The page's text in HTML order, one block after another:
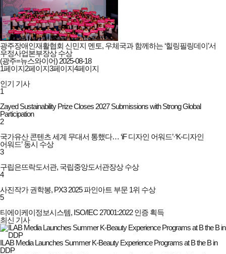
광주장애인재활협회 신민지 멘토, 우체국과 함께하는 ‘힐링필링데이’서
우정사업본부장상 수상
(광주=뉴스와이어) 2025-08-18
1페이지2페이지3페이지4페이지
인기 기사
1
Zayed Sustainability Prize Closes 2027 Submissions with Strong Global
Participation
2
국가유산 콘텐츠 세계 무대서 통했다… ‘iF 디자인 어워드’·‘K-디자인
어워드’ 동시 수상
3
구립은뜨락도서관, 국립중앙도서관장상 수상
4
사진작가 권학봉, PX3 2025 파인아트 부문 1위 수상
5
티에이케이정보시스템, ISO/IEC 27001:2022 인증 획득
최신 기사
ILAB Media Launches Summer K-Beauty Experience Programs at B the B in
DDP